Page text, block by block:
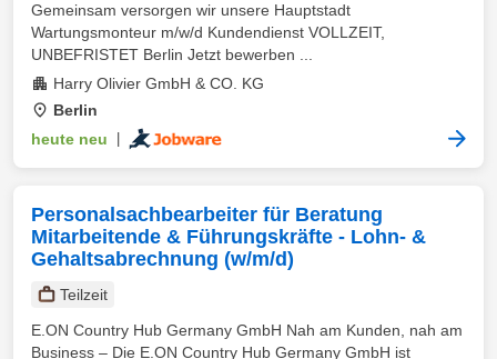
Gemeinsam versorgen wir unsere Hauptstadt
Wartungsmonteur m/w/d Kundendienst VOLLZEIT,
UNBEFRISTET Berlin Jetzt bewerben ...
Harry Olivier GmbH & CO. KG
Berlin
heute neu
Personalsachbearbeiter für Beratung
Mitarbeitende & Führungskräfte - Lohn- &
Gehaltsabrechnung (w/m/d)
Teilzeit
E.ON Country Hub Germany GmbH Nah am Kunden, nah am
Business – Die E.ON Country Hub Germany GmbH ist